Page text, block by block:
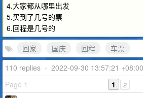
4.大家都从哪里出发
5.买到了几号的票
6.回程是几号的
回家
国庆 回程
车票
110 replies • 2022-09-30 13:57:21 +08:00
Page 1
1 2